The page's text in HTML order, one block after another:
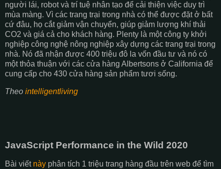
người lái, robot và trí tuệ nhân tạo để cải thiện việc duy trì
mùa màng. Vì các trang trại trong nhà có thể được đặt ở bất
cứ đâu, họ cắt giảm vận chuyển, giúp giảm lượng khí thải
CO2 và giá cả cho khách hàng. Plenty là một công ty khởi
nghiệp công nghệ nông nghiệp xây dựng các trang trại trong
nhà. Nó đã nhận được 400 triệu đô la vốn đầu tư và nó có
một thỏa thuận với các cửa hàng Albertsons ở California để
cung cấp cho 430 cửa hàng sản phẩm tươi sống.
Theo intelligentliving
JavaScript Performance in the Wild 2020
Bài viết này phân tích 1 triệu trang hàng đầu trên web để tìm